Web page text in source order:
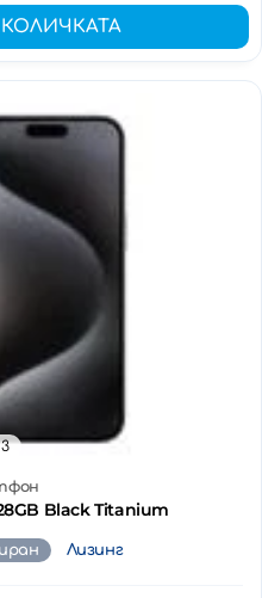
Black Titanium
Лизинг